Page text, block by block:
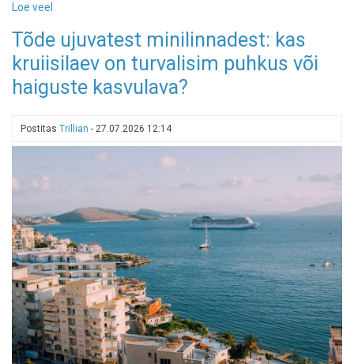
Loe veel
rannikul
avab
uksed
Kurro
Tõde ujuvatest minilinnadest: kas
kruiisilaev on turvalisim puhkus või
haiguste kasvulava?
Postitas Trillian - 27.07.2026 12:14